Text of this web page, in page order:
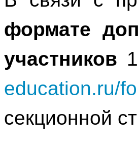
формате
участников
education.ru/
секционной